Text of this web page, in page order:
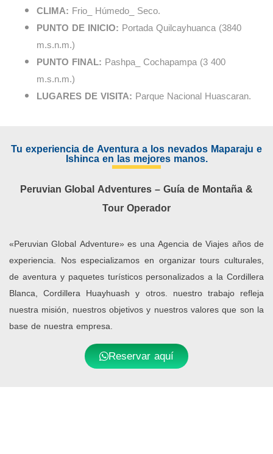
CLIMA: Frio_ Húmedo_ Seco.
PUNTO DE INICIO: Portada Quilcayhuanca (3840
m.s.n.m.)
PUNTO FINAL: Pashpa_ Cochapampa (3 400
m.s.n.m.)
LUGARES DE VISITA: Parque Nacional Huascaran.
Tu experiencia de Aventura a los nevados Maparaju e
Ishinca en las mejores manos.
Peruvian Global Adventures – Guía de Montaña &
Tour Operador
«Peruvian Global Adventure» es una Agencia de Viajes años de
experiencia. Nos especializamos en organizar tours culturales,
de aventura y paquetes turísticos personalizados a la Cordillera
Blanca, Cordillera Huayhuash y otros. nuestro trabajo refleja
nuestra misión, nuestros objetivos y nuestros valores que son la
base de nuestra empresa.
Reservar aquí